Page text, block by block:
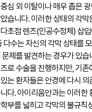
심 외 이탈이나 매우 좁은
습니다. 이러한 상태의 각막
초점 렌즈(인공수정체) 삽
다수는 자신의 각막 상태를
제를 발견하는 경우가 있습
로 수술을 진행하지만, 기
는 환자들은 안경에 다시
다. 아이리움안과는 이러한
부를 넓히고 각막의 불규칙